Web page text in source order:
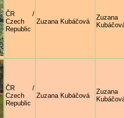
ČR /
Czech
Republic
Zuzana Kubáčová
Zuzana
ČR /
Czech
Republic
Zuzana Kubáčová
Zuzana